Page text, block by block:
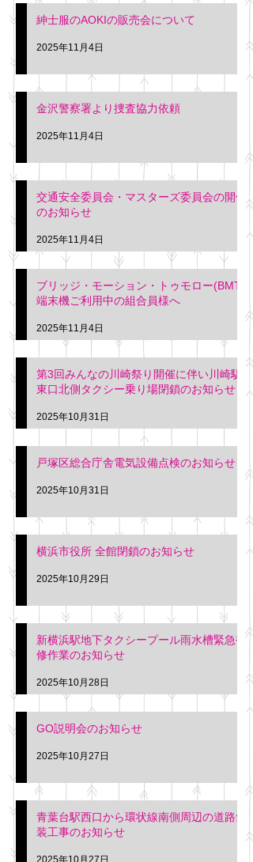
紳士服のAOKIの販売会について
2025年11月4日
金沢警察署より捜査協力依頼
2025年11月4日
交通安全委員会・マスターズ委員会の開催
のお知らせ
2025年11月4日
ブリッジ・モーション・トゥモロー(BMT)
端末機ご利用中の組合員様へ
2025年11月4日
第3回みんなの川崎祭り開催に伴い川崎駅
東口北側タクシー乗り場閉鎖のお知らせ
2025年10月31日
戸塚区総合庁舎電気設備点検のお知らせ
2025年10月31日
横浜市役所 全館閉鎖のお知らせ
2025年10月29日
新横浜駅地下タクシープール雨水槽緊急補
修作業のお知らせ
2025年10月28日
GO説明会のお知らせ
2025年10月27日
青葉台駅西口から環状線南側周辺の道路舗
装工事のお知らせ
2025年10月27日